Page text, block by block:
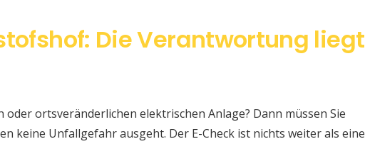
Die Verantwortung liegt
ortsveränderlichen elektrischen Anlage? Dann müssen Sie
keine Unfallgefahr ausgeht. Der E-Check ist nichts weiter als eine